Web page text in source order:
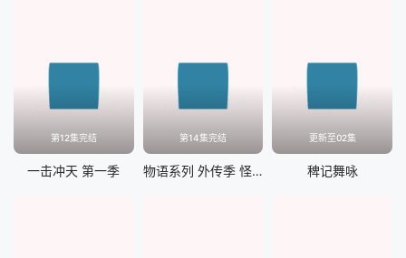
第12集完结
一击冲天 第一季
第14集完结
物语系列 外传季 怪物季
更新至02集
稗记舞咏